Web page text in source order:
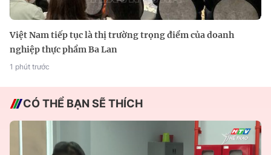
Việt Nam tiếp tục là thị trường trọng điểm của doanh
nghiệp thực phẩm Ba Lan
1 phút trước
CÓ THỂ BẠN SẼ THÍCH